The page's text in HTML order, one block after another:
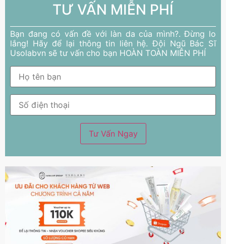
TƯ VẤN MIỄN PHÍ
Bạn đang có vấn đề với làn da của mình?. Đừng lo
lắng! Hãy để lại thông tin liên hệ. Đội Ngũ Bác Sĩ
Usolabvn sẽ tư vấn cho bạn HOÀN TOÀN MIỄN PHÍ